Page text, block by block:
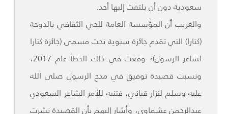
سعودية دون أن يلتفت إليها أحد.
والغريب أن المؤسسة العامة للحي الثقافي بالدوحة
(كتارا) التي تقدم جائزة سنوية تحت مسمى (جائزة كتارا
لشاعر الرسول)؛ وقعت في ذلك الخطأ عام 2017،
ونسبت قصيدة توفيق في مدح الرسول صلى الله
عليه وسلم لنزار قباني، فتنبه للأمر الشاعر السعودي
عبدالرحمن عشماوي، وأشار إليهم بأن القصيدة نشرت